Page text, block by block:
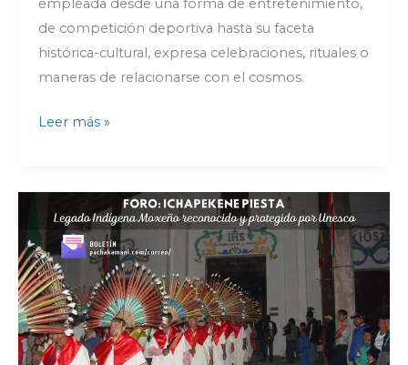
empleada desde una forma de entretenimiento,
de competición deportiva hasta su faceta
histórica-cultural, expresa celebraciones, rituales o
maneras de relacionarse con el cosmos.
Leer más »
«Ichapekene
Piesta:
Legado
Indígena
Moxeño
reconocido